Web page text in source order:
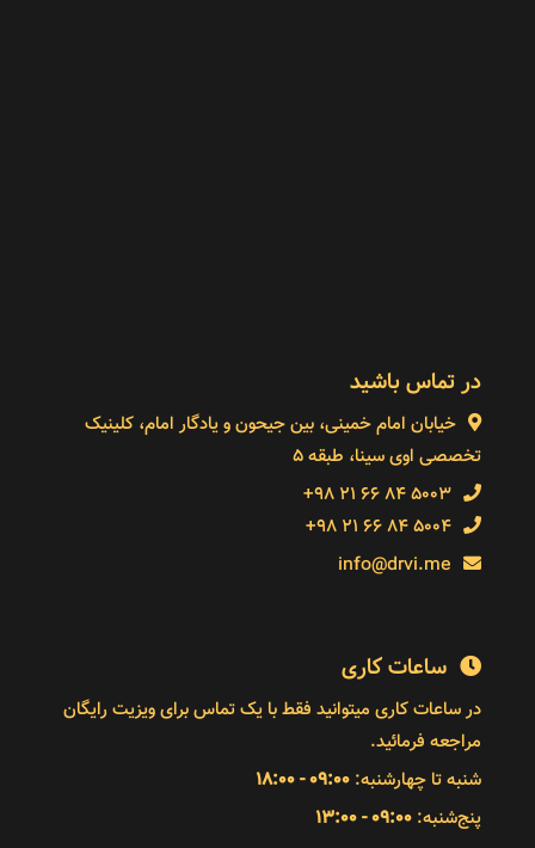
در تماس باشید
خیابان امام خمینی، بین جیحون و یادگار امام، کلینیک
تخصصی اوی سینا، طبقه 5
5003 84 66 21 98+
5004 84 66 21 98+
info@drvi.me
ساعات کاری
در ساعات کاری میتوانید فقط با یک تماس برای ویزیت رایگان
مراجعه فرمائید.
شنبه تا چهارشنبه: 09:00 - 18:00
پنج‌شنبه: 09:00 - 13:00